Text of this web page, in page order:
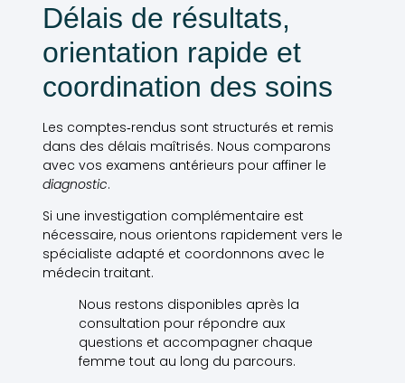
Délais de résultats,
orientation rapide et
coordination des soins
Les comptes‑rendus sont structurés et remis
dans des délais maîtrisés. Nous comparons
avec vos examens antérieurs pour affiner le
diagnostic.
Si une investigation complémentaire est
nécessaire, nous orientons rapidement vers le
spécialiste adapté et coordonnons avec le
médecin traitant.
Nous restons disponibles après la
consultation pour répondre aux
questions et accompagner chaque
femme tout au long du parcours.